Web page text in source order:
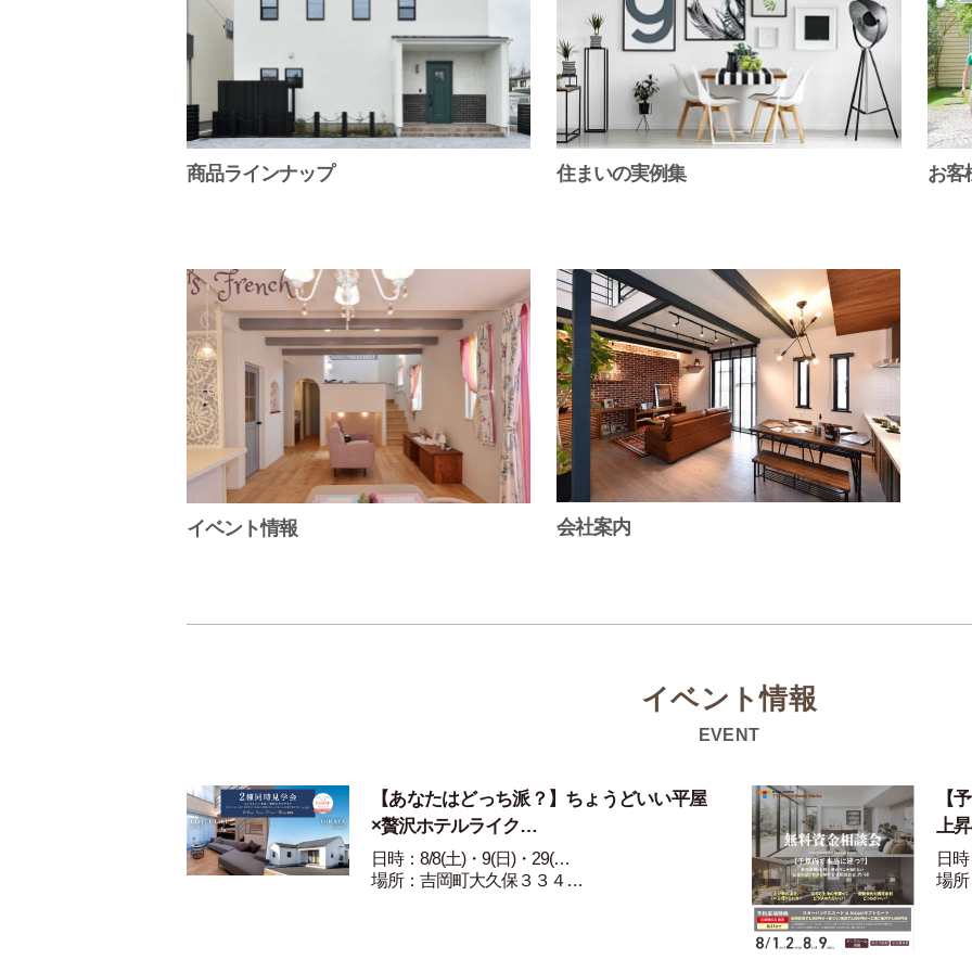
商品ラインナップ 住まいの実例集 お客
イベント情報 会社案内
イベント情報
EVENT
【あなたはどっち派？】ちょうどいい平屋
×贅沢ホテルライク…
日時：8/8(土)・9(日)・29(…
場所：吉岡町大久保３３４…
【
上
日
場